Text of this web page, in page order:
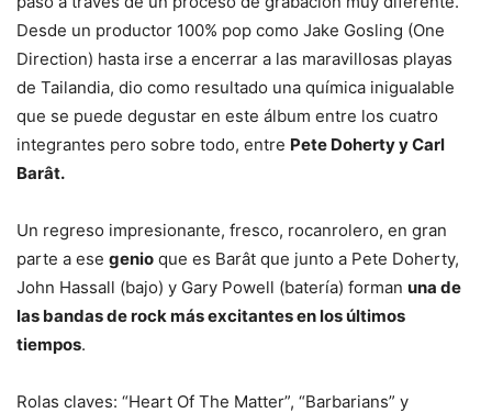
Desde un productor 100% pop como Jake Gosling (One
Direction) hasta irse a encerrar a las maravillosas playas
de Tailandia, dio como resultado una química inigualable
que se puede degustar en este álbum entre los cuatro
integrantes pero sobre todo, entre Pete Doherty y Carl
Barât.
Un regreso impresionante, fresco, rocanrolero, en gran
parte a ese genio que es Barât que junto a Pete Doherty,
John Hassall (bajo) y Gary Powell (batería) forman una de
las bandas de rock más excitantes en los últimos
tiempos.
Rolas claves: “Heart Of The Matter”, “Barbarians” y